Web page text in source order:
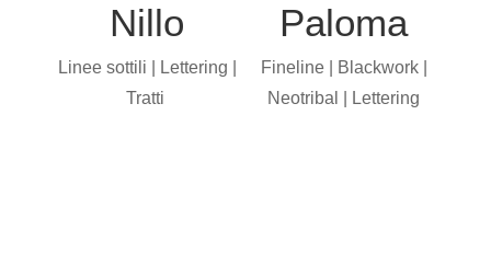
Nillo
Linee sottili | Lettering |
Tratti
Paloma
Fineline | Blackwork |
Neotribal | Lettering